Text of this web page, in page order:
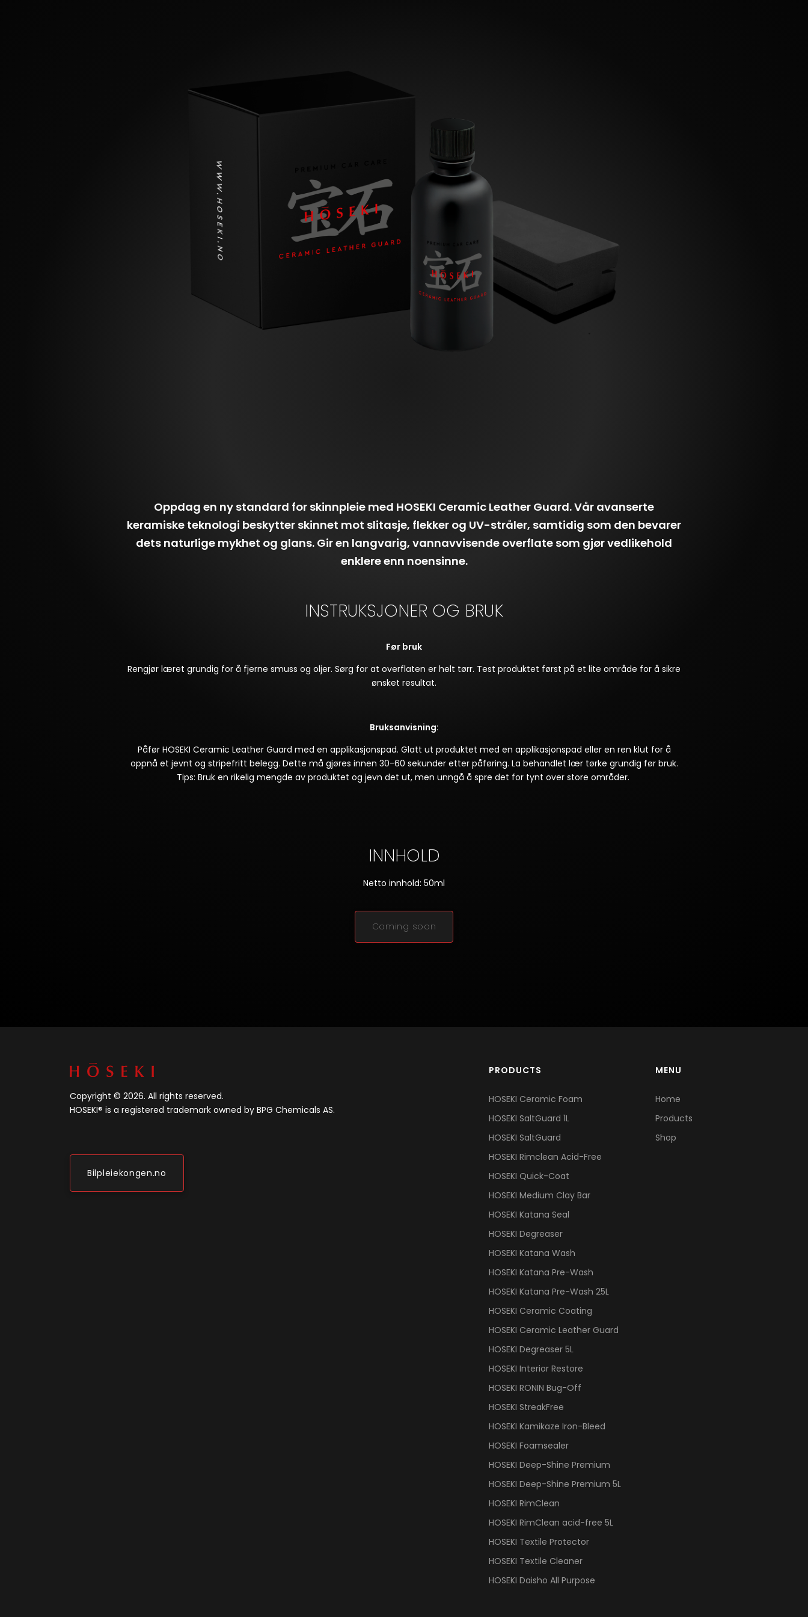
Oppdag en ny standard for skinnpleie med HOSEKI Ceramic Leather Guard. Vår avanserte
keramiske teknologi beskytter skinnet mot slitasje, flekker og UV-stråler, samtidig som den bevarer
dets naturlige mykhet og glans. Gir en langvarig, vannavvisende overflate som gjør vedlikehold
enklere enn noensinne.
INSTRUKSJONER OG BRUK
Før bruk
Rengjør læret grundig for å fjerne smuss og oljer. Sørg for at overflaten er helt tørr. Test produktet først på et lite område for å sikre
ønsket resultat.
Bruksanvisning:
Påfør HOSEKI Ceramic Leather Guard med en applikasjonspad. Glatt ut produktet med en applikasjonspad eller en ren klut for å
oppnå et jevnt og stripefritt belegg. Dette må gjøres innen 30-60 sekunder etter påføring. La behandlet lær tørke grundig før bruk.
Tips: Bruk en rikelig mengde av produktet og jevn det ut, men unngå å spre det for tynt over store områder.
INNHOLD
Netto innhold: 50ml
Coming soon
Copyright © 2026. All rights reserved.
HOSEKI® is a registered trademark owned by BPG Chemicals AS.
Bilpleiekongen.no
PRODUCTS
HOSEKI Ceramic Foam
HOSEKI SaltGuard 1L
HOSEKI SaltGuard
HOSEKI Rimclean Acid-Free
HOSEKI Quick-Coat
HOSEKI Medium Clay Bar
HOSEKI Katana Seal
HOSEKI Degreaser
HOSEKI Katana Wash
HOSEKI Katana Pre-Wash
HOSEKI Katana Pre-Wash 25L
HOSEKI Ceramic Coating
HOSEKI Ceramic Leather Guard
HOSEKI Degreaser 5L
HOSEKI Interior Restore
HOSEKI RONIN Bug-Off
HOSEKI StreakFree
HOSEKI Kamikaze Iron-Bleed
HOSEKI Foamsealer
HOSEKI Deep-Shine Premium
HOSEKI Deep-Shine Premium 5L
HOSEKI RimClean
HOSEKI RimClean acid-free 5L
HOSEKI Textile Protector
HOSEKI Textile Cleaner
HOSEKI Daisho All Purpose
MENU
Home
Products
Shop